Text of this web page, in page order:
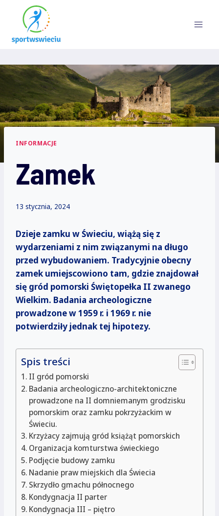
Przejdź
INFORMACJE
Zamek
13 stycznia, 2024
Dzieje zamku w Świeciu, wiążą się z
wydarzeniami z nim związanymi na długo
przed wybudowaniem. Tradycyjnie obecny
zamek umiejscowiono tam, gdzie znajdował
się gród pomorski Świętopełka II zwanego
Wielkim. Badania archeologiczne
prowadzone w 1959 r. i 1969 r. nie
potwierdziły jednak tej hipotezy.
Spis treści
II gród pomorski
Badania archeologiczno-architektoniczne
prowadzone na II domniemanym grodzisku
pomorskim oraz zamku pokrzyżackim w
Świeciu.
Krzyżacy zajmują gród książąt pomorskich
Organizacja komturstwa świeckiego
Podjęcie budowy zamku
Nadanie praw miejskich dla Świecia
Skrzydło gmachu północnego
Kondygnacja II parter
Kondygnacja III – piętro